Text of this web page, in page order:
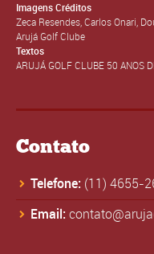
Imagens Créditos
Zeca Resendes, Carlos Onari,
Arujá Golf Clube
Textos
ARUJÁ GOLF CLUBE 50 ANOS
Contato
Telefone: (11) 4655-
Email: